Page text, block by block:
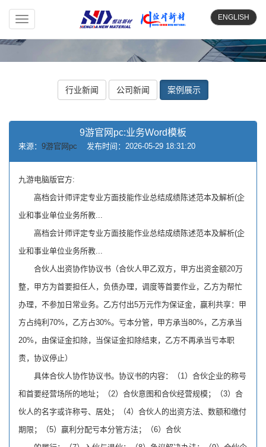
Toggle
navigation
ENGLISH
行业新闻 公司新闻 案例展示
9游官网pc:业务Word模板
来源： 9游官网pc 发布时间：2026-05-29 18:31:20
九游电脑版官方:
高档会计师评定专业方面技能作业总结成绩陈述范本及解析(企
业和事业单位业务所教...
高档会计师评定专业方面技能作业总结成绩陈述范本及解析(企
业和事业单位业务所教...
合伙人出资协作协议书（合伙人甲乙双方，甲方出资金额20万
整，甲方为首要担任人，负债办理，调度等首要作业，乙方为帮忙
办理，不参加日常业务。乙方付出5万元作为保证金，赢利共享：甲
方占纯利70%，乙方占30%。亏本分管，甲方承当80%，乙方承当
20%，由保证金扣除，当保证金扣除结束，乙方不再承当亏本职
责，协议停止）
具体合伙人协作协议书。协议书的内容：（1）合伙企业的称号
和首要经营场所的地址；（2）合伙意图和合伙经营规模；（3）合
伙人的名字或许称号、居处；（4）合伙人的出资方法、数额和缴付
期限；（5）赢利分配亏本分管方法；（6）合伙